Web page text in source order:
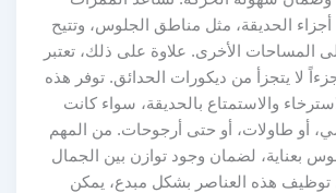
الحديقة، مثل مناطق الجلوس، وتتيح
المساحات الأخرى. علاوة على ذلك، تعتبر
لا يتجزأ من ديكورات الحدائق. توفر هذه
والاستمتاع بالحديقة، سواء كانت
أو طاولات، أو حتى أرجوحات. من المهم
بعناية، لضمان وجود توازن بين الجمال
توظيف هذه العناصر بشكل مبدع، يمكن